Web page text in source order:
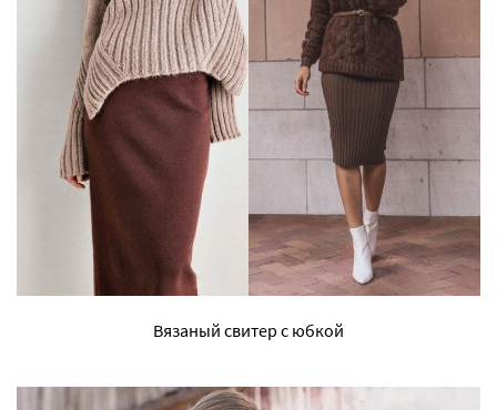
Вязаный свитер с юбкой